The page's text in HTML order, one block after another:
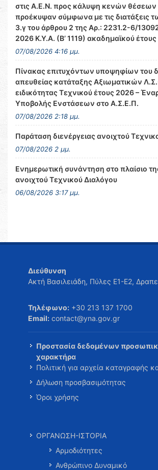
στις Α.Ε.Ν. προς κάλυψη κενών θέσεων
προέκυψαν σύμφωνα με τις διατάξεις
3.γ του άρθρου 2 της Αρ.: 2231.2-6/
2026 Κ.Υ.Α. (Β’ 1119) ακαδημαϊκού
07/08/2026 4:16 μμ.
Πίνακας επιτυχόντων υποψηφίων του
απευθείας κατάταξης Αξιωματικών
ειδικότητας Τεχνικού έτους 2026 –
Υποβολής Ενστάσεων στο Α.Σ.Ε.Π.
07/08/2026 2:18 μμ.
Παράταση διενέργειας ανοιχτού
07/08/2026 2 μμ.
Ενημερωτική συνάντηση στο πλαίσιο
ανοιχτού Τεχνικού Διαλόγου
06/08/2026 3:17 μμ.
Διεύθυνση
Ακτή Βασιλειάδη, Πύλες Ε1-Ε2,
Τηλέφωνο: +30 213 137 1700
Email: contact@yna.gov.gr
Προστασία δεδομένων
χαρακτήρα
Πολιτική για αρχεία καταγραφής
Δήλωση προσβασιμότητας
Όροι χρήσης
ΟΡΓΑΝΩΣΗ-ΙΣΤΟΡΙΑ
Αρμοδιότητες
Ανθρώπινο Δυναμικό